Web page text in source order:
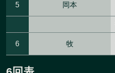
5 岡本
6 牧